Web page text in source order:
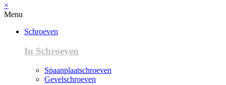
×
Menu
Schroeven
In Schroeven
Spaanplaatschroeven
Gevelschroeven